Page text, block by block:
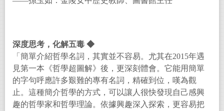
深度思考，化解五毒 ◆
「簡單介紹哲學名詞，其實並不容易。尤其在2015年遇
見第一本《哲學超圖解》後，更深刻體會。它能用簡單
的字句呼應許多艱難的專有名詞，精確到位，嘆為觀
止。這種簡介哲學的方式，可以讓人很快發現自己感興
趣的哲學家和哲學理論。依據興趣深入探索，更容易把